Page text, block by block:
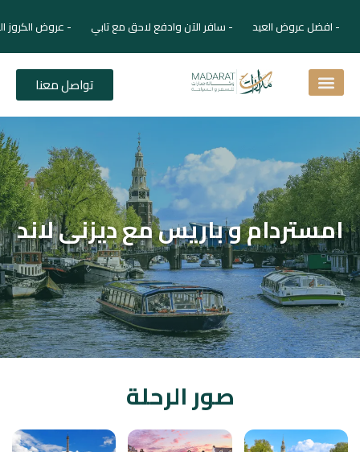
- افضل عروض العيد - سافر الآن وادفع لاحق مع تابي - عروض الكروز
تواصل معنا
امستردام و باريس مع ديزنى لاند
صور الرحلة